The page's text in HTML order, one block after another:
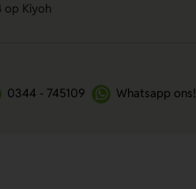
op Kiyoh
0344 - 745109 Whatsapp ons!